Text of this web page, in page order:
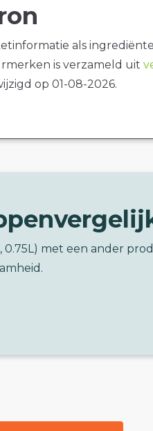
als
is verzameld uit
op 01-08-2026.
0.75L) met een ander